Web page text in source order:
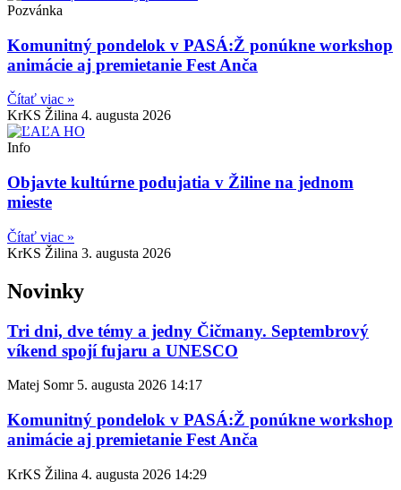
Pozvánka
Komunitný pondelok v PASÁ:Ž ponúkne workshop
animácie aj premietanie Fest Anča
Čítať viac »
KrKS Žilina 4. augusta 2026
Info
Objavte kultúrne podujatia v Žiline na jednom
mieste
Čítať viac »
KrKS Žilina 3. augusta 2026
Novinky
Tri dni, dve témy a jedny Čičmany. Septembrový
víkend spojí fujaru a UNESCO
Matej Somr 5. augusta 2026 14:17
Komunitný pondelok v PASÁ:Ž ponúkne workshop
animácie aj premietanie Fest Anča
KrKS Žilina 4. augusta 2026 14:29